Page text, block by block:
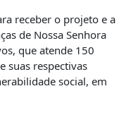
receber o projeto e a
de Nossa Senhora
que atende 150
suas respectivas
social, em